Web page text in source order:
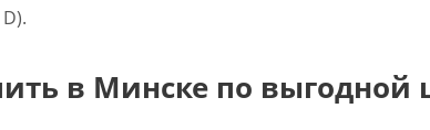
в Минске по выгодной